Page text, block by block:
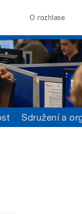
O rozhlase
Sdružení a